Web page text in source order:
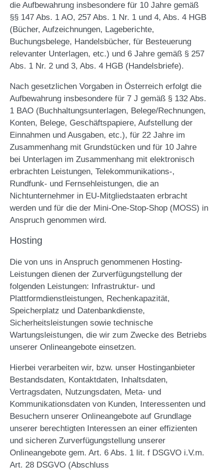
die Aufbewahrung insbesondere für 10 Jahre gemäß
§§ 147 Abs. 1 AO, 257 Abs. 1 Nr. 1 und 4, Abs. 4 HGB
(Bücher, Aufzeichnungen, Lageberichte,
Buchungsbelege, Handelsbücher, für Besteuerung
relevanter Unterlagen, etc.) und 6 Jahre gemäß § 257
Abs. 1 Nr. 2 und 3, Abs. 4 HGB (Handelsbriefe).
Nach gesetzlichen Vorgaben in Österreich erfolgt die
Aufbewahrung insbesondere für 7 J gemäß § 132 Abs.
1 BAO (Buchhaltungsunterlagen, Belege/Rechnungen,
Konten, Belege, Geschäftspapiere, Aufstellung der
Einnahmen und Ausgaben, etc.), für 22 Jahre im
Zusammenhang mit Grundstücken und für 10 Jahre
bei Unterlagen im Zusammenhang mit elektronisch
erbrachten Leistungen, Telekommunikations-,
Rundfunk- und Fernsehleistungen, die an
Nichtunternehmer in EU-Mitgliedstaaten erbracht
werden und für die der Mini-One-Stop-Shop (MOSS) in
Anspruch genommen wird.
Hosting
Die von uns in Anspruch genommenen Hosting-
Leistungen dienen der Zurverfügungstellung der
folgenden Leistungen: Infrastruktur- und
Plattformdienstleistungen, Rechenkapazität,
Speicherplatz und Datenbankdienste,
Sicherheitsleistungen sowie technische
Wartungsleistungen, die wir zum Zwecke des Betriebs
unserer Onlineangebote einsetzen.
Hierbei verarbeiten wir, bzw. unser Hostinganbieter
Bestandsdaten, Kontaktdaten, Inhaltsdaten,
Vertragsdaten, Nutzungsdaten, Meta- und
Kommunikationsdaten von Kunden, Interessenten und
Besuchern unserer Onlineangebote auf Grundlage
unserer berechtigten Interessen an einer effizienten
und sicheren Zurverfügungstellung unserer
Onlineangebote gem. Art. 6 Abs. 1 lit. f DSGVO i.V.m.
Art. 28 DSGVO (Abschluss